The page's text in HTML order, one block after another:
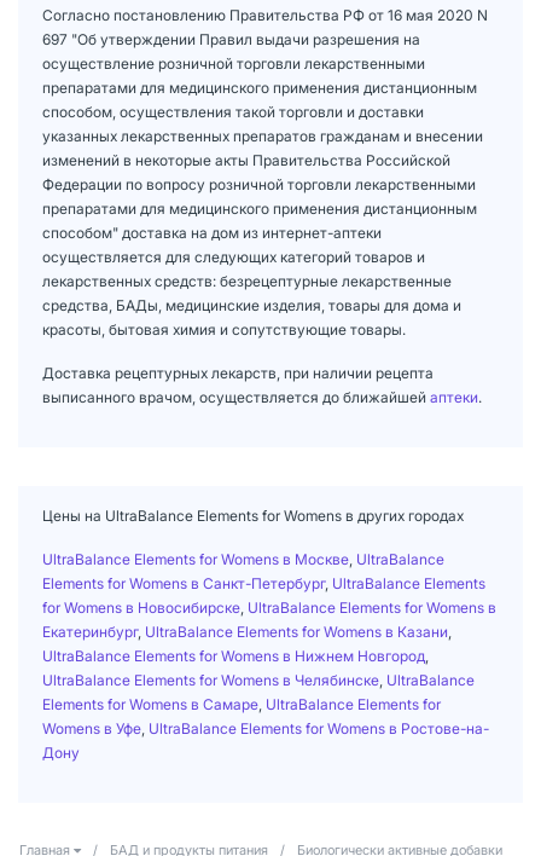
Согласно постановлению Правительства РФ от 16 мая 2020 N
697 "Об утверждении Правил выдачи разрешения на
осуществление розничной торговли лекарственными
препаратами для медицинского применения дистанционным
способом, осуществления такой торговли и доставки
указанных лекарственных препаратов гражданам и внесении
изменений в некоторые акты Правительства Российской
Федерации по вопросу розничной торговли лекарственными
препаратами для медицинского применения дистанционным
способом" доставка на дом из интернет-аптеки
осуществляется для следующих категорий товаров и
лекарственных средств: безрецептурные лекарственные
средства, БАДы, медицинские изделия, товары для дома и
красоты, бытовая химия и сопутствующие товары.
Доставка рецептурных лекарств, при наличии рецепта
выписанного врачом, осуществляется до ближайшей аптеки.
Цены на UltraBalance Elements for Womens в других городах
UltraBalance Elements for Womens в Москве UltraBalance
Elements for Womens в Санкт-Петербург, UltraBalance Elements
for Womens в Новосибирске UltraBalance Elements for Womens в
Екатеринбург, UltraBalance Elements for Womens в Казани
UltraBalance Elements for Womens в Нижнем Новгород
UltraBalance Elements for Womens в Челябинске UltraBalance
Elements for Womens в Самаре UltraBalance Elements for
Womens в Уфе UltraBalance Elements for Womens в Ростове-на-
Дону
Главная / БАД и продукты питания /
Биологически активные добавки